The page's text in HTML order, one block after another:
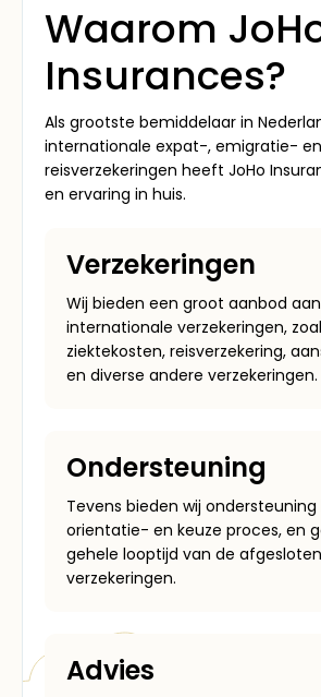
Waarom
Insurances?
Als grootste bemiddelaar in
internationale expat-, emigratie- en
reisverzekeringen heeft JoHo
en ervaring in huis.
Verzekeringen
Wij bieden een groot aanbod aan
internationale verzekeringen,
ziektekosten, reisverzekering,
en diverse andere verzekeringen.
Ondersteuning
Tevens bieden wij
orientatie- en keuze proces, en
gehele looptijd van de afgesloten
verzekeringen.
Advies